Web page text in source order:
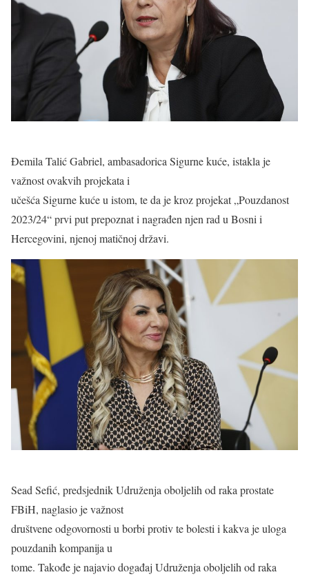
Đemila Talić Gabriel, ambasadorica Sigurne kuće, istakla je
važnost ovakvih projekata i
učešća Sigurne kuće u istom, te da je kroz projekat „Pouzdanost
2023/24“ prvi put prepoznat i nagrađen njen rad u Bosni i
Hercegovini, njenoj matičnoj državi.
Sead Sefić, predsjednik Udruženja oboljelih od raka prostate
FBiH, naglasio je važnost
društvene odgovornosti u borbi protiv te bolesti i kakva je uloga
pouzdanih kompanija u
tome. Takođe je najavio događaj Udruženja oboljelih od raka